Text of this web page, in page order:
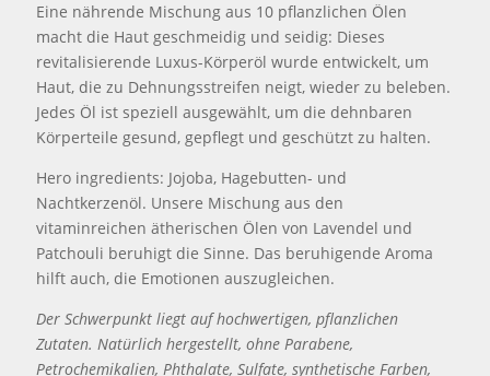
Eine nährende Mischung aus 10 pflanzlichen Ölen
macht die Haut geschmeidig und seidig: Dieses
revitalisierende Luxus-Körperöl wurde entwickelt, um
Haut, die zu Dehnungsstreifen neigt, wieder zu beleben.
Jedes Öl ist speziell ausgewählt, um die dehnbaren
Körperteile gesund, gepflegt und geschützt zu halten.
Hero ingredients: Jojoba, Hagebutten- und
Nachtkerzenöl. Unsere Mischung aus den
vitaminreichen ätherischen Ölen von Lavendel und
Patchouli beruhigt die Sinne. Das beruhigende Aroma
hilft auch, die Emotionen auszugleichen.
Der Schwerpunkt liegt auf hochwertigen, pflanzlichen
Zutaten. Natürlich hergestellt, ohne Parabene,
Petrochemikalien, Phthalate, Sulfate, synthetische Farben,